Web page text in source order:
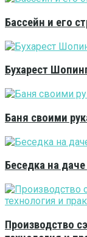
Бассейн и его
Бухарест
Баня своими
Беседка на
Производство